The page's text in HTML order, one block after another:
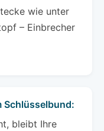
wie unter
– Einbrecher
Schlüsselbund:
bleibt Ihre